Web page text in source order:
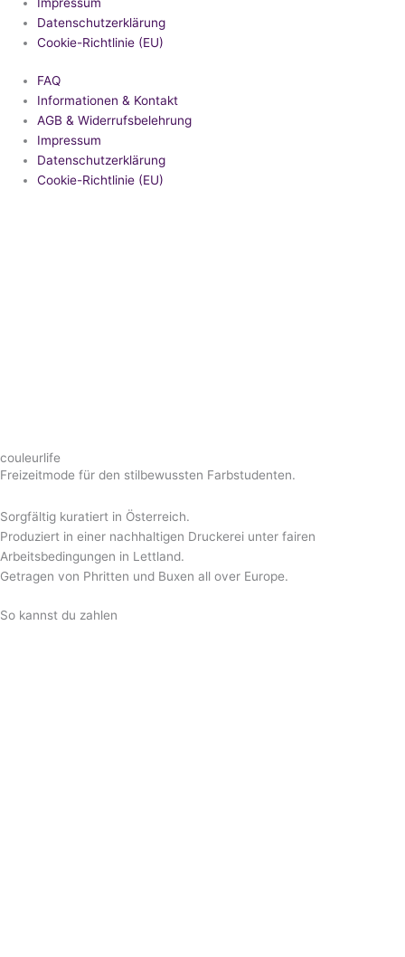
Datenschutzerklärung
Cookie-Richtlinie (EU)
FAQ
Informationen & Kontakt
AGB & Widerrufsbelehrung
Impressum
Datenschutzerklärung
Cookie-Richtlinie (EU)
couleurlife
Freizeitmode für den stilbewussten Farbstudenten.
Sorgfältig kuratiert in Österreich.
Produziert in einer nachhaltigen Druckerei unter fairen
Arbeitsbedingungen in Lettland.
Getragen von Phritten und Buxen all over Europe.
So kannst du zahlen